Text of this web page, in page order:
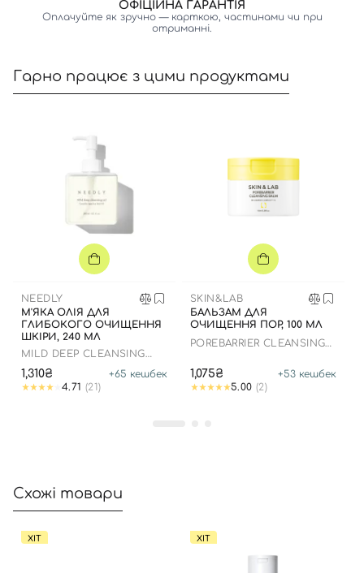
ОФІЦІЙНА ГАРАНТІЯ
Оплачуйте як зручно — карткою, частинами чи при
отриманні.
Гарно працює з цими продуктами
NEEDLY
М'ЯКА ОЛІЯ ДЛЯ
ГЛИБОКОГО ОЧИЩЕННЯ
ШКІРИ, 240 МЛ
MILD DEEP CLEANSING
1,310₴ +65 кешбек
4.71 (21)
SKIN&LAB
БАЛЬЗАМ ДЛЯ
ОЧИЩЕННЯ ПОР, 100 МЛ
POREBARRIER CLEANSING
1,075₴ +53 кешбек
5.00 (2)
Схожі товари
ХІТ ХІТ
Увійти за допомогою e-mail